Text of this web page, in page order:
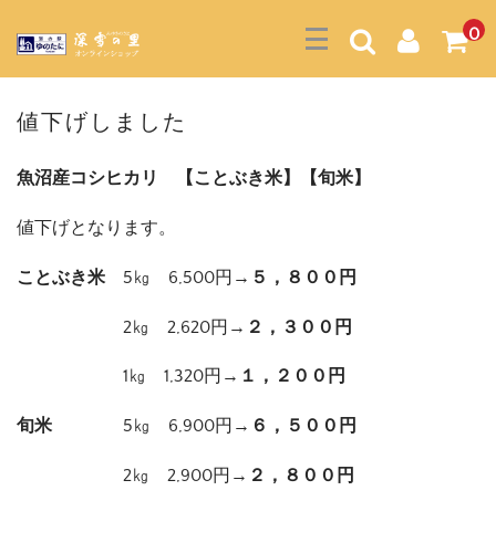
0
値下げしました
魚沼産コシヒカリ 【ことぶき米】【旬米】
値下げとなります。
ことぶき米 5㎏ 6,500円→ ５，８００円
2㎏ 2,620円→ ２，３００円
1㎏ 1,320円→ １，２００円
旬米 5㎏ 6,900円→ ６，５００円
2㎏ 2,900円→ ２，８００円